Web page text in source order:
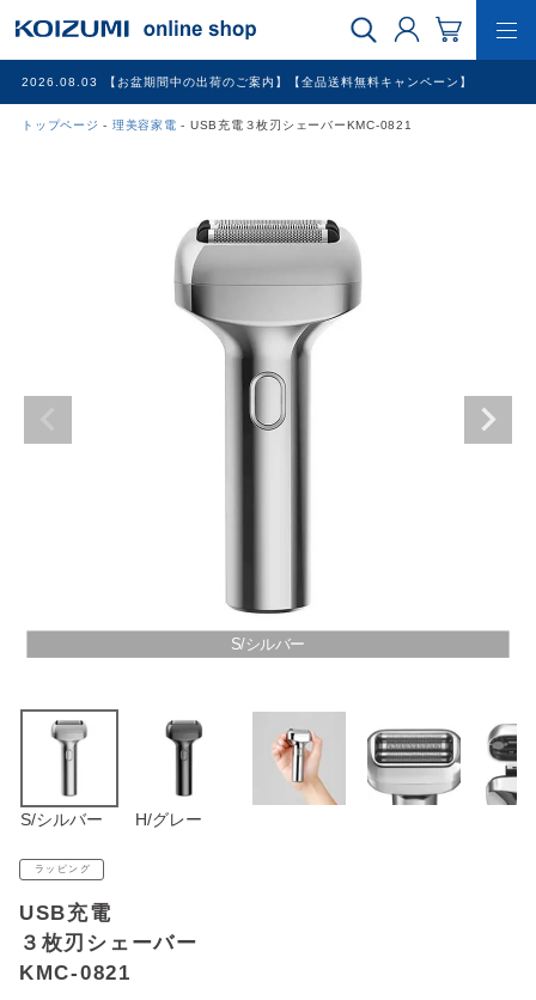
2026.08.03 【お盆期間中の出荷のご案内】【全品送料無料キャンペーン】
トップページ 理美容家電 USB充電３枚刃シェーバーKMC-0821
ブログ
S/シルバー
S/シルバー H/グレー
ラッピング
USB充電
３枚刃シェーバー
KMC-0821